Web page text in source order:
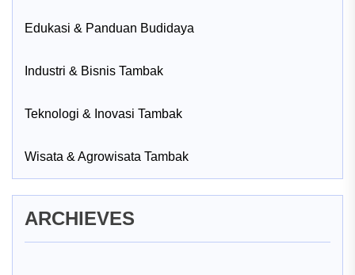
Edukasi & Panduan Budidaya
Industri & Bisnis Tambak
Teknologi & Inovasi Tambak
Wisata & Agrowisata Tambak
ARCHIEVES